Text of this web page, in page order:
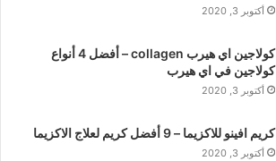
أكتوبر 3, 2020
كولاجين اي هيرب collagen – أفضل 4 أنواع
كولاجين في اي هيرب
أكتوبر 3, 2020
كريم افينو للاكزيما – 9 أفضل كريم لعلاج الاكزيما
أكتوبر 3, 2020